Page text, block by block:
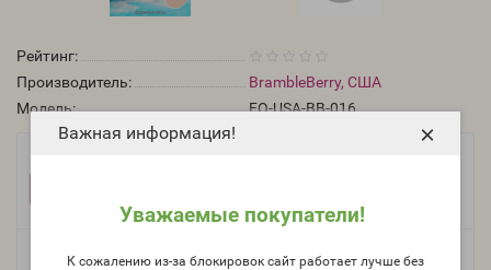
Важная информация!
Уважаемые покупатели!
К сожалению из-за блокировок сайт работает лучше без
×
Рейтинг:
Производитель:
BrambleBerry, США
Модель:
FO-USA-BB-016
Есть в наличии